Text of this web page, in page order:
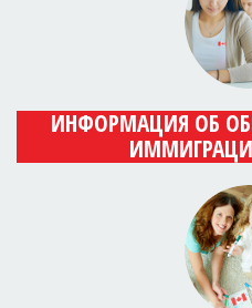
ИНФОРМАЦИЯ ОБ